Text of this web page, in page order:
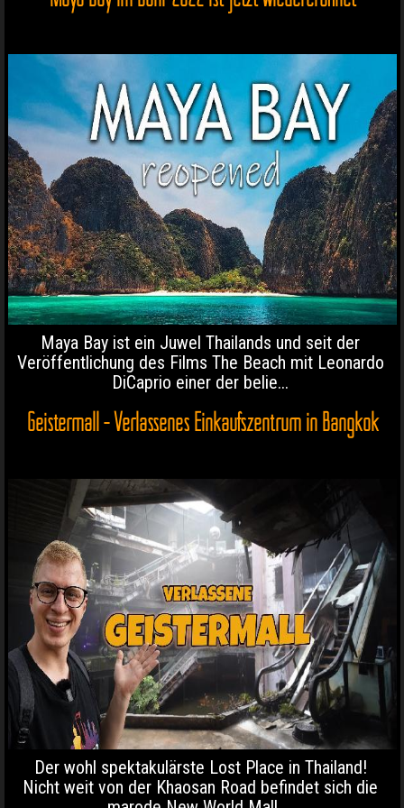
Maya Bay ist ein Juwel Thailands und seit der
Veröffentlichung des Films The Beach mit Leonardo
DiCaprio einer der belie...
Geistermall - Verlassenes Einkaufszentrum in Bangkok
Der wohl spektakulärste Lost Place in Thailand!
Nicht weit von der Khaosan Road befindet sich die